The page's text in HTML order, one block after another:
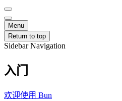
Menu
Return to top
Sidebar Navigation
入门
欢迎使用 Bun